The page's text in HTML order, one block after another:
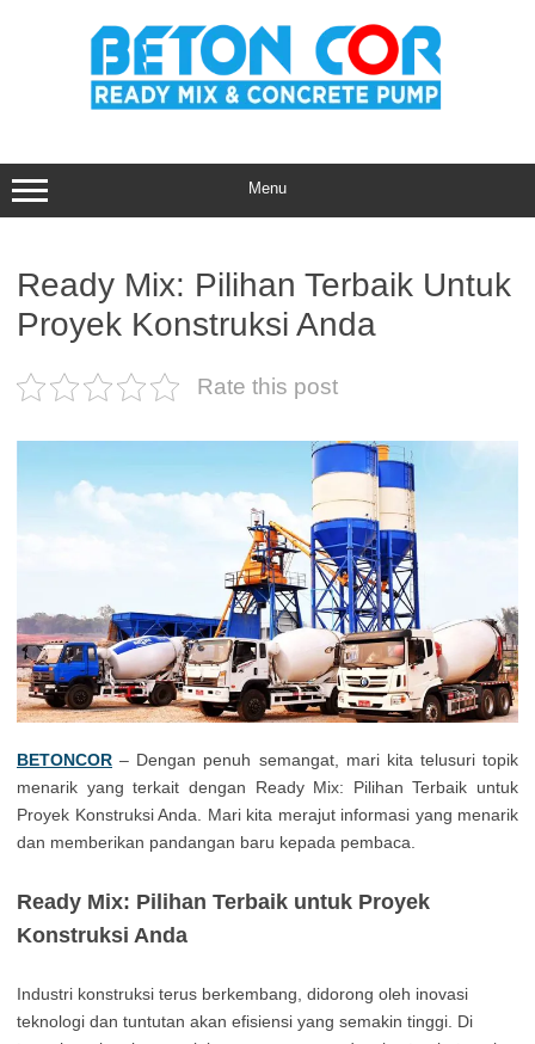
Menu
Ready Mix: Pilihan Terbaik Untuk
Proyek Konstruksi Anda
Rate this post
BETONCOR – Dengan penuh semangat, mari kita telusuri topik
menarik yang terkait dengan Ready Mix: Pilihan Terbaik untuk
Proyek Konstruksi Anda. Mari kita merajut informasi yang menarik
dan memberikan pandangan baru kepada pembaca.
Ready Mix: Pilihan Terbaik untuk Proyek
Konstruksi Anda
Industri konstruksi terus berkembang, didorong oleh inovasi
teknologi dan tuntutan akan efisiensi yang semakin tinggi. Di